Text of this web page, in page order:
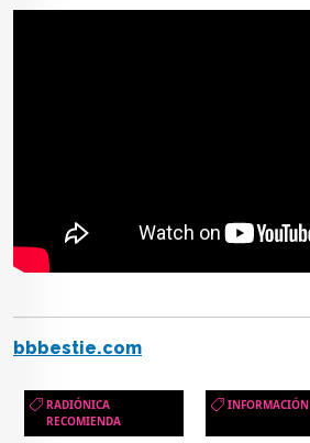
bbbestie.com
RADIÓNICA
RECOMIENDA
INFORMACIÓN